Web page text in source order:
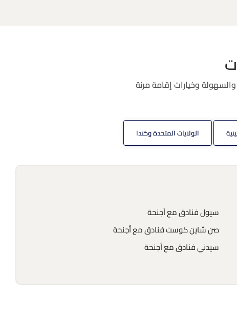
وخيارات إقامة مرنة
الولايات المتحدة وكندا
سيول فنادق مع أجنحة
صن شاين كوست فنادق مع أجنحة
سيدني فنادق مع أجنحة